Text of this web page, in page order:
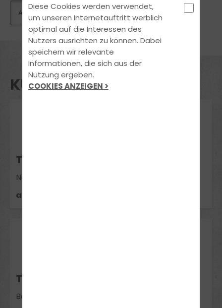
KURSE UND SEMINARE
THEORIE-INTENSIVKURS NEUBECKUM
Neubeckum
ausgebucht
THEORIE-INTENSIVKURS BECKUM
Beckum
Diese Cookies werden verwendet,
um unseren Internetauftritt werblich
optimal auf die Interessen des
Nutzers ausrichten zu können. Dabei
speichern wir relevante
Informationen, die sich aus der
Nutzung ergeben.
COOKIES ANZEIGEN >